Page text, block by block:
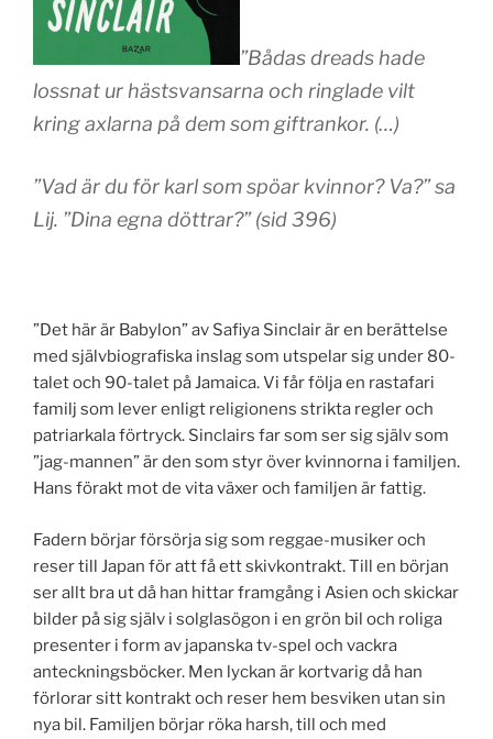
”Bådas dreads hade
lossnat ur hästsvansarna och ringlade vilt
kring axlarna på dem som giftrankor. (…)
”Vad är du för karl som spöar kvinnor? Va?” sa
Lij. ”Dina egna döttrar?” (sid 396)
”Det här är Babylon” av Safiya Sinclair är en berättelse
med självbiografiska inslag som utspelar sig under 80-
talet och 90-talet på Jamaica. Vi får följa en rastafari
familj som lever enligt religionens strikta regler och
patriarkala förtryck. Sinclairs far som ser sig själv som
”jag-mannen” är den som styr över kvinnorna i familjen.
Hans förakt mot de vita växer och familjen är fattig.
Fadern börjar försörja sig som reggae-musiker och
reser till Japan för att få ett skivkontrakt. Till en början
ser allt bra ut då han hittar framgång i Asien och skickar
bilder på sig själv i solglasögon i en grön bil och roliga
presenter i form av japanska tv-spel och vackra
anteckningsböcker. Men lyckan är kortvarig då han
förlorar sitt kontrakt och reser hem besviken utan sin
nya bil. Familjen börjar röka harsh, till och med